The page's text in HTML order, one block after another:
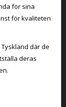
för sina
för kvaliteten
där de
deras